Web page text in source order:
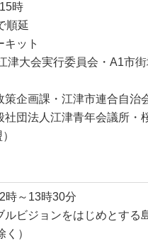
時
順延
キット
津大会実行委員会・A1市
企画課・江津市連合自治
団法人江津青年会議所・
時～13時30分
ビジョンをはじめとする
）